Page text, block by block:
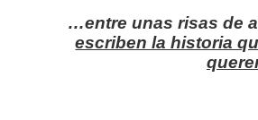
…entre unas risas de
escriben la historia